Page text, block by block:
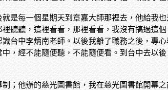
就是每一個星期天到章嘉大師那裡去，他給我
聽聽，這裡看看，那裡看看，我沒有搞過這
識台中李炳南老師。以後我離了職務之後，專
中，經不能隨便聽，不能隨便看。到台中去以
制；他辦的慈光圖書館，我在慈光圖書館開幕